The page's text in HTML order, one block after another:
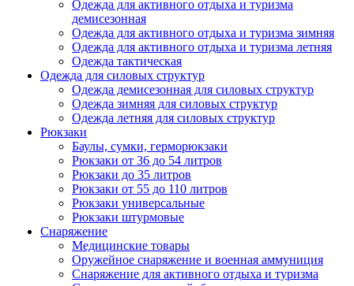
Одежда для активного отдыха и туризма
демисезонная
Одежда для активного отдыха и туризма зимняя
Одежда для активного отдыха и туризма летняя
Одежда тактическая
Одежда для силовых структур
Одежда демисезонная для силовых структур
Одежда зимняя для силовых структур
Одежда летняя для силовых структур
Рюкзаки
Баулы, сумки, герморюкзаки
Рюкзаки от 36 до 54 литров
Рюкзаки до 35 литров
Рюкзаки от 55 до 110 литров
Рюкзаки универсальные
Рюкзаки штурмовые
Снаряжение
Медицинские товары
Оружейное снаряжение и военная аммуниция
Снаряжение для активного отдыха и туризма